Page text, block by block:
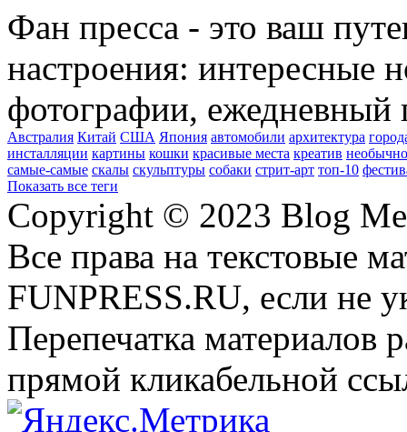
Фан пресса - это ваш
настроения: интересные
фотографии, ежедневный
Австралия Китай США Япония автомобили архитектура
инсталляции картины кошки красивые места креатив
самые-самые скалы скульптуры собаки стрит-арт топ-10
Показать все теги
Copyright © 2023 Blog
Все права на текстовые
FUNPRESS.RU, если не
Перепечатка материалов
прямой кликабельной